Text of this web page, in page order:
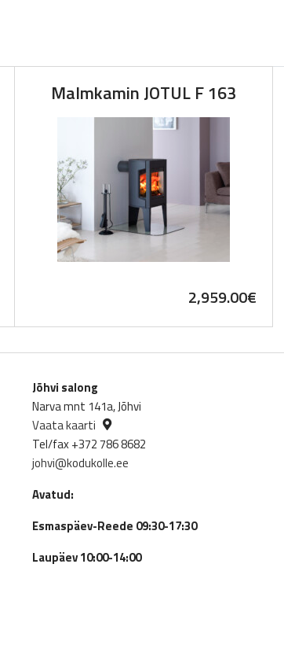
Malmkamin JOTUL F 163
2,959.00€
Jõhvi salong
Narva mnt 141a, Jõhvi
Vaata kaarti
Tel/fax +372 786 8682
johvi@kodukolle.ee
Avatud:
Esmaspäev-Reede 09:30-17:30
Laupäev 10:00-14:00